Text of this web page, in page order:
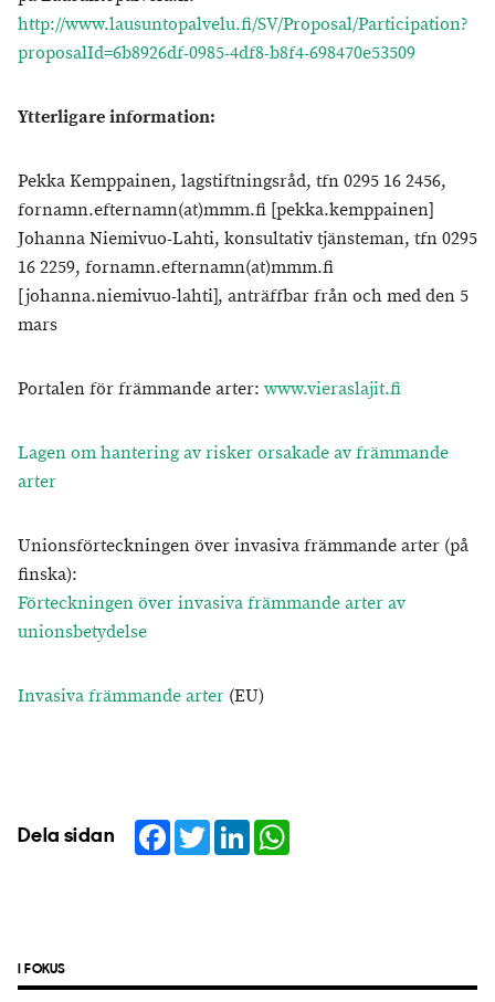
http://www.lausuntopalvelu.fi/SV/Proposal/Participation?
proposalId=6b8926df-0985-4df8-b8f4-698470e53509
Ytterligare information:
Pekka Kemppainen, lagstiftningsråd, tfn 0295 16 2456,
fornamn.efternamn(at)mmm.fi [pekka.kemppainen]
Johanna Niemivuo-Lahti, konsultativ tjänsteman, tfn 0295
16 2259, fornamn.efternamn(at)mmm.fi
[johanna.niemivuo-lahti], anträffbar från och med den 5
mars
Portalen för främmande arter: www.vieraslajit.fi
Lagen om hantering av risker orsakade av främmande
arter
Unionsförteckningen över invasiva främmande arter (på
finska):
Förteckningen över invasiva främmande arter av
unionsbetydelse
Invasiva främmande arter (EU)
Dela sidan Facebook
TwitterLinkedIn
I FOKUS